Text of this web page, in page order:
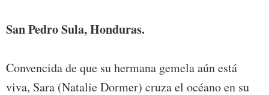
San Pedro Sula, Honduras.
Convencida de que su hermana gemela aún está
viva, Sara (Natalie Dormer) cruza el océano en su